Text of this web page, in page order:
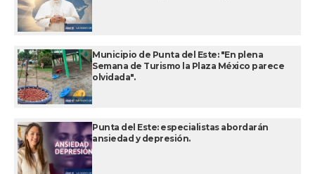
Municipio de Punta del Este: "En plena
Semana de Turismo la Plaza México parece
olvidada".
Punta del Este: especialistas abordarán
ansiedad y depresión.